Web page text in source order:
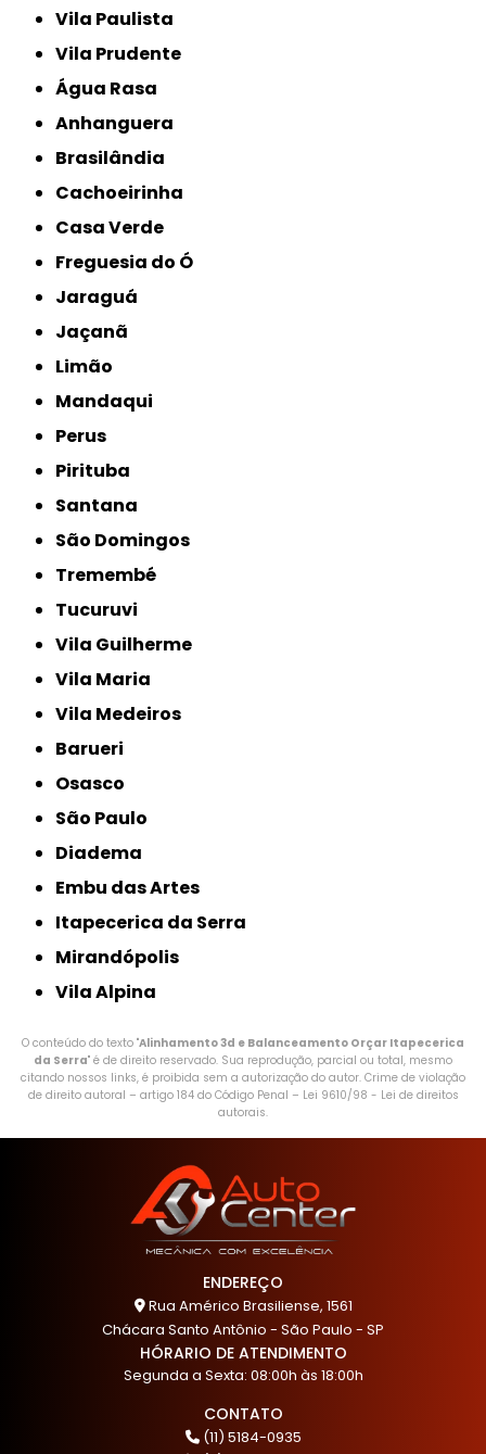
Vila Paulista
Vila Prudente
Água Rasa
Anhanguera
Brasilândia
Cachoeirinha
Casa Verde
Freguesia do Ó
Jaraguá
Jaçanã
Limão
Mandaqui
Perus
Pirituba
Santana
São Domingos
Tremembé
Tucuruvi
Vila Guilherme
Vila Maria
Vila Medeiros
Barueri
Osasco
São Paulo
Diadema
Embu das Artes
Itapecerica da Serra
Mirandópolis
Vila Alpina
O conteúdo do texto "Alinhamento 3d e Balanceamento Orçar Itapecerica
da Serra" é de direito reservado. Sua reprodução, parcial ou total, mesmo
citando nossos links, é proibida sem a autorização do autor. Crime de violação
de direito autoral – artigo 184 do Código Penal – Lei 9610/98 - Lei de direitos
autorais.
ENDEREÇO
Rua Américo Brasiliense, 1561
Chácara Santo Antônio - São Paulo - SP
HÓRARIO DE ATENDIMENTO
Segunda a Sexta: 08:00h às 18:00h
CONTATO
(11) 5184-0935